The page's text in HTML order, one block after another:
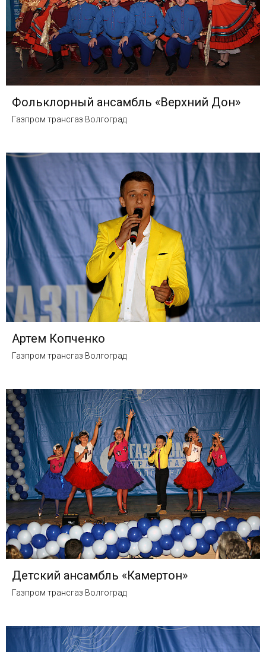
Фольклорный ансамбль «Верхний Дон»
Газпром трансгаз Волгоград
Артем Копченко
Газпром трансгаз Волгоград
Детский ансамбль «Камертон»
Газпром трансгаз Волгоград